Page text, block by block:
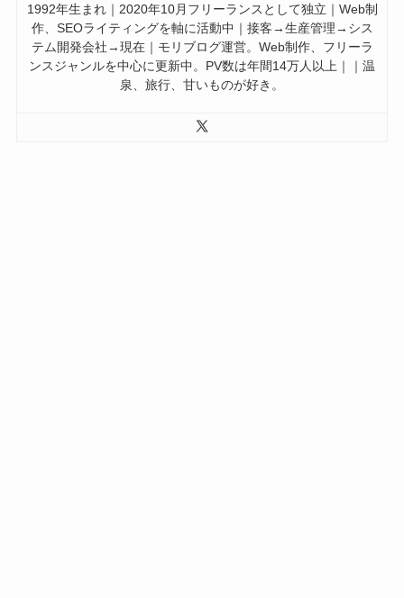
1992年生まれ｜2020年10月フリーランスとして独立｜Web制
作、SEOライティングを軸に活動中｜接客→生産管理→シス
テム開発会社→現在｜モリブログ運営。Web制作、フリーラ
ンスジャンルを中心に更新中。PV数は年間14万人以上｜｜温
泉、旅行、甘いものが好き。